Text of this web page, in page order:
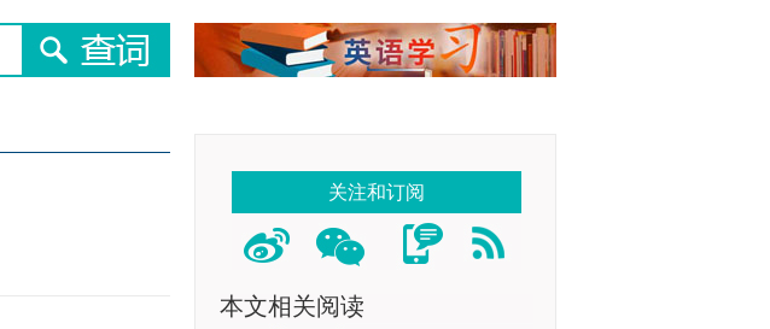
关注和订阅
本文相关阅读